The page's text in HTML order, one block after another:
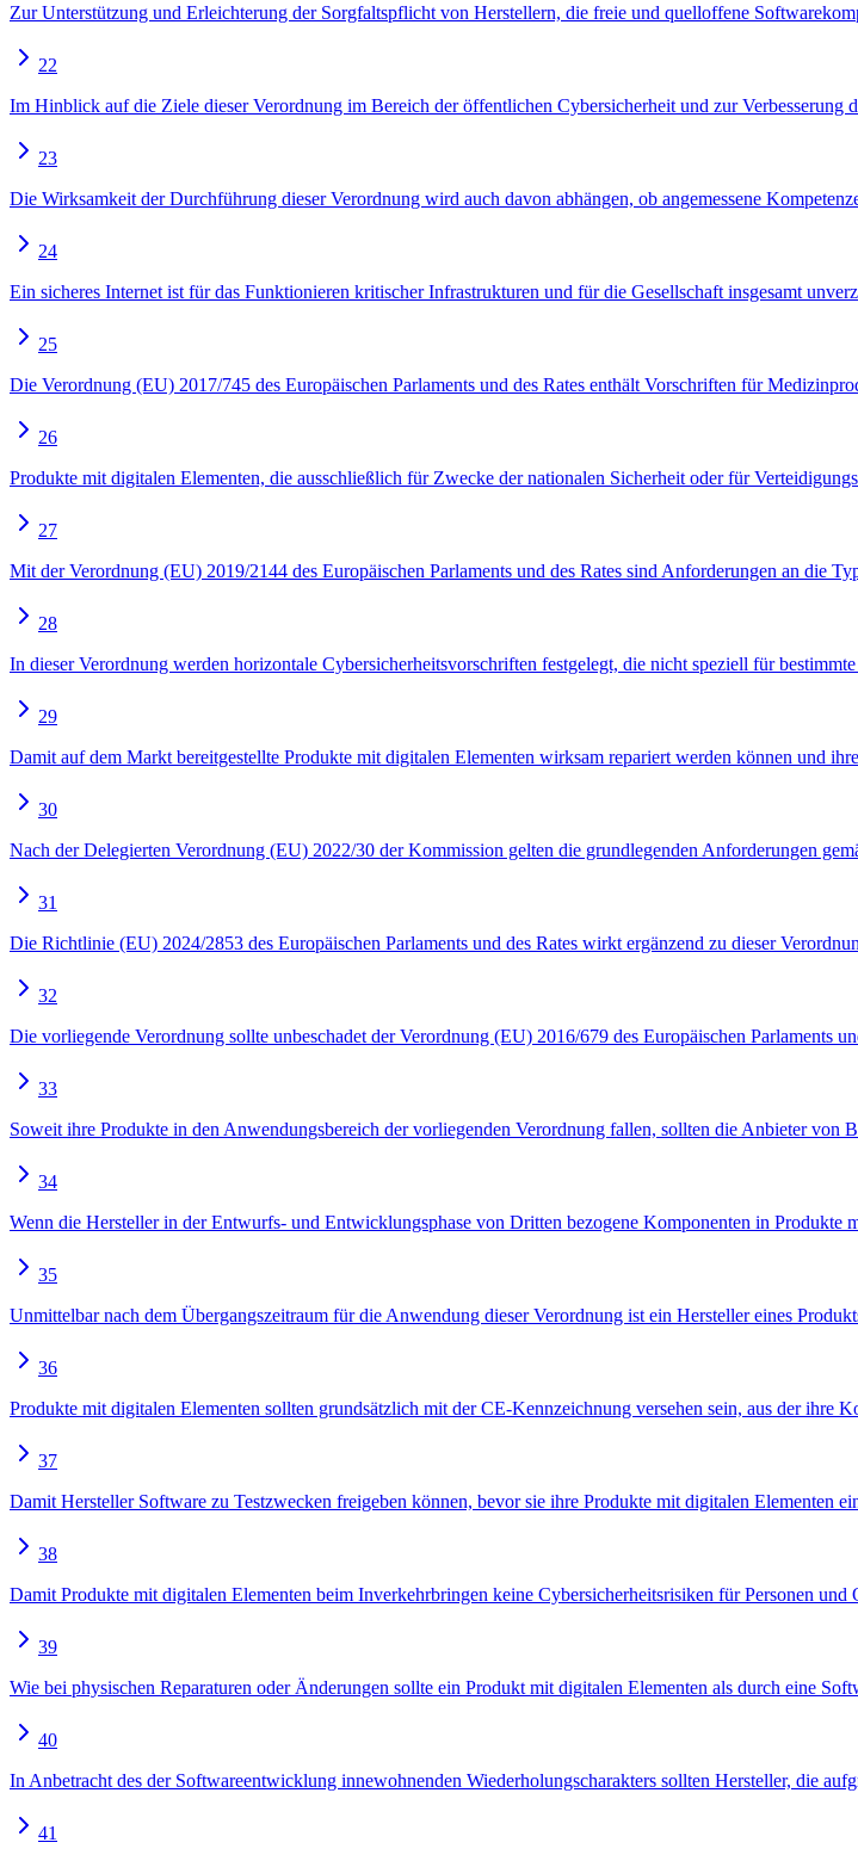
Zur Unterstützung und Erleichterung der Sorgfaltspflicht von Herstellern, die freie und quelloffene
22
Im Hinblick auf die Ziele dieser Verordnung im Bereich der öffentlichen Cybersicherheit und zur Verbesserung
23
Die Wirksamkeit der Durchführung dieser Verordnung wird auch davon abhängen, ob angemessene
24
Ein sicheres Internet ist für das Funktionieren kritischer Infrastrukturen und für die Gesellschaft insgesamt
25
Die Verordnung (EU) 2017/745 des Europäischen Parlaments und des Rates enthält Vorschriften für
26
Produkte mit digitalen Elementen, die ausschließlich für Zwecke der nationalen Sicherheit oder für
27
Mit der Verordnung (EU) 2019/2144 des Europäischen Parlaments und des Rates sind Anforderungen an die
28
In dieser Verordnung werden horizontale Cybersicherheitsvorschriften festgelegt, die nicht speziell für
29
Damit auf dem Markt bereitgestellte Produkte mit digitalen Elementen wirksam repariert werden können und
30
Nach der Delegierten Verordnung (EU) 2022/30 der Kommission gelten die grundlegenden Anforderungen
31
Die Richtlinie (EU) 2024/2853 des Europäischen Parlaments und des Rates wirkt ergänzend zu dieser
32
Die vorliegende Verordnung sollte unbeschadet der Verordnung (EU) 2016/679 des Europäischen Parlaments
33
Soweit ihre Produkte in den Anwendungsbereich der vorliegenden Verordnung fallen, sollten die Anbieter von
34
Wenn die Hersteller in der Entwurfs- und Entwicklungsphase von Dritten bezogene Komponenten in Produkte
35
Unmittelbar nach dem Übergangszeitraum für die Anwendung dieser Verordnung ist ein Hersteller eines
36
Produkte mit digitalen Elementen sollten grundsätzlich mit der CE-Kennzeichnung versehen sein, aus der ihre
37
Damit Hersteller Software zu Testzwecken freigeben können, bevor sie ihre Produkte mit digitalen Elementen
38
Damit Produkte mit digitalen Elementen beim Inverkehrbringen keine Cybersicherheitsrisiken für Personen und
39
Wie bei physischen Reparaturen oder Änderungen sollte ein Produkt mit digitalen Elementen als durch eine
40
In Anbetracht des der Softwareentwicklung innewohnenden Wiederholungscharakters sollten Hersteller, die
41